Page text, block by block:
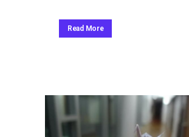
Read More